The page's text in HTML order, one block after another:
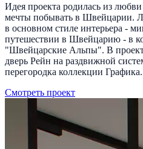
Идея проекта родилась из
мечты побывать в Швейцарии.
в основном стиле интерьера -
путешествии в Швейцарию - в
"Швейцарские Альпы". В
дверь Рейн на раздвижной
перегородка коллекции Графика.
Смотреть проект